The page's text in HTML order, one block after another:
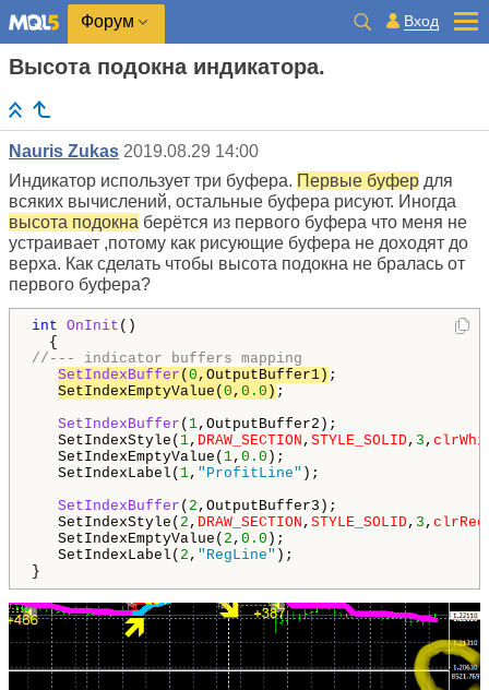
Форум Вход
Высота подокна индикатора.
Nauris Zukas 2019.08.29 14:00
Индикатор использует три буфера. Первые буфер для
всяких вычислений, остальные буфера рисуют. Иногда
высота подокна берётся из первого буфера что меня не
устраивает ,потому как рисующие буфера не доходят до
верха. Как сделать чтобы высота подокна не бралась от
первого буфера?
int OnInit ()
//--- indicator buffers mapping
SetIndexBuffer ( 0 ,OutputBuffer1) ;
SetIndexEmptyValue( 0 , 0.0 ) ;
SetIndexBuffer ( 1,OutputBuffer2);
SetIndexStyle( 1, DRAW_SECTION , STYLE_SOLID, 3 ,
SetIndexEmptyValue( 1, 0.0 );
SetIndexLabel( 1, "ProfitLine" );
SetIndexBuffer ( 2 ,OutputBuffer3);
SetIndexStyle( 2 , DRAW_SECTION , STYLE_SOLID, 3 , clrRed
SetIndexEmptyValue( 2 , 0.0 );
SetIndexLabel( 2 , "RegLine" );
}